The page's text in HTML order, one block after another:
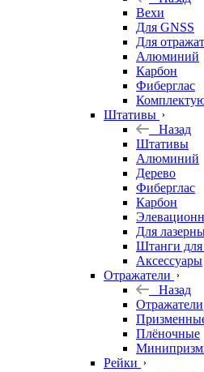
Вехи
Для GNSS
Для
Алюминий
Карбон
Фиберглас
Штативы
Назад
Штативы
Алюминий
Дерево
Фиберглас
Карбон
Для
Штанги для
Аксессуары
Отражатели
Назад
Отражатели
Плёночные
Рейки